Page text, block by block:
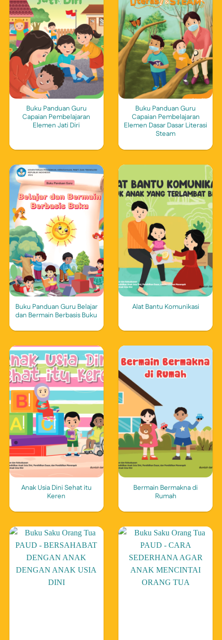
Buku Panduan Guru
Capaian Pembelajaran
Elemen Jati Diri
Buku Panduan Guru
Capaian Pembelajaran
Elemen Dasar Dasar Literasi
Steam
Buku Panduan Guru Belajar
dan Bermain Berbasis Buku
Alat Bantu Komunikasi
Anak Usia Dini Sehat itu
Keren
Bermain Bermakna di
Rumah